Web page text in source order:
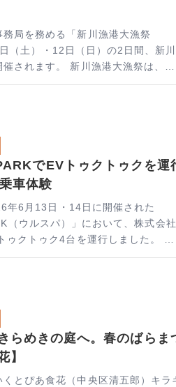
局を務める「新川漁港大漁祭
（土）・12日（日）の2日間、新川
されます。 新川漁港大漁祭は、新
れる地域最大級の海のイベントで
でEVトゥクトゥクを運
車体験
年6月13日・14日に開催された
（ウルスパ）」において、株式会社
クトゥク4台を運行しました。 ウ
古町エリアを中心とした「にい…
らめきの庭へ。春のばらま
】
とぴあ食花（中央区清五郎）キラ